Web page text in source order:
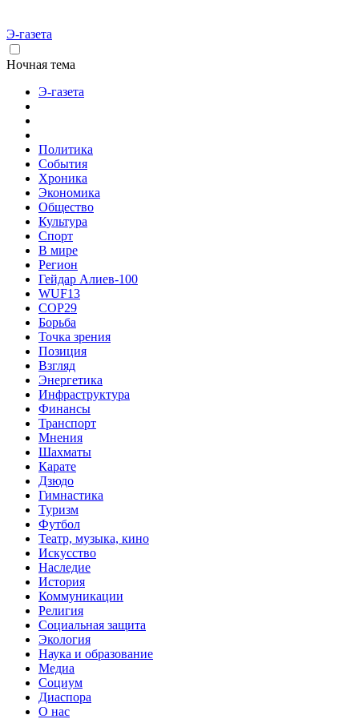
Э-газета
Ночная тема
Э-газета
Политика
События
Хроника
Экономика
Общество
Культура
Спорт
В мире
Регион
Гейдар Алиев-100
WUF13
COP29
Борьба
Точка зрения
Позиция
Взгляд
Энергетика
Инфраструктура
Финансы
Транспорт
Мнения
Шахматы
Карате
Дзюдо
Гимнастика
Туризм
Футбол
Театр, музыка, кино
Искусство
Наследие
История
Коммуникации
Религия
Социальная защита
Экология
Наука и образование
Медиа
Социум
Диаспора
О нас